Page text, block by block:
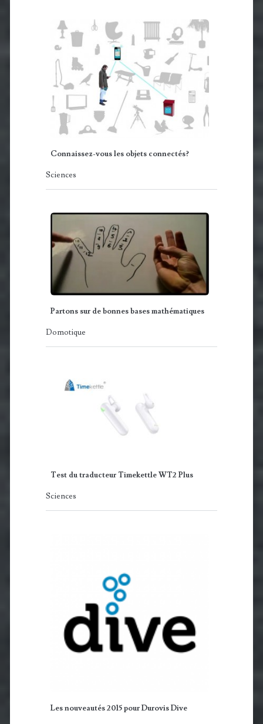
Connaissez-vous les objets connectés?
Sciences
Partons sur de bonnes bases mathématiques
Domotique
Test du traducteur Timekettle WT2 Plus
Sciences
Les nouveautés 2015 pour Durovis Dive